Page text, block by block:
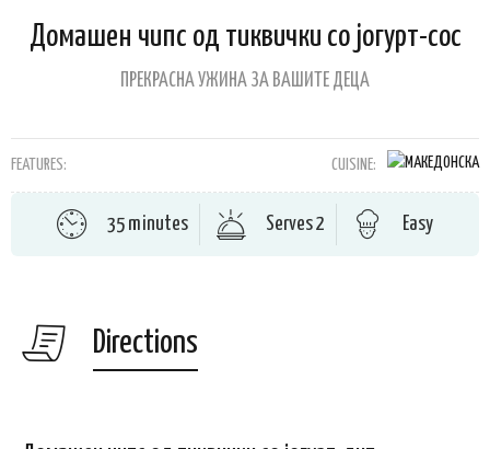
Домашен чипс од тиквички со јогурт-сос
ПРЕКРАСНА УЖИНА ЗА ВАШИТЕ ДЕЦА
FEATURES: CUISINE:
35 minutes Serves 2 Easy
Directions